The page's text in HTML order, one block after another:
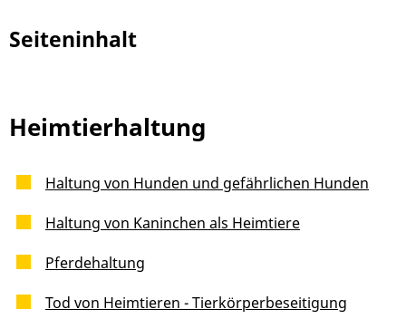
Seiteninhalt
Heimtierhaltung
Haltung von Hunden und gefährlichen Hunden
Haltung von Kaninchen als Heimtiere
Pferdehaltung
Tod von Heimtieren - Tierkörperbeseitigung